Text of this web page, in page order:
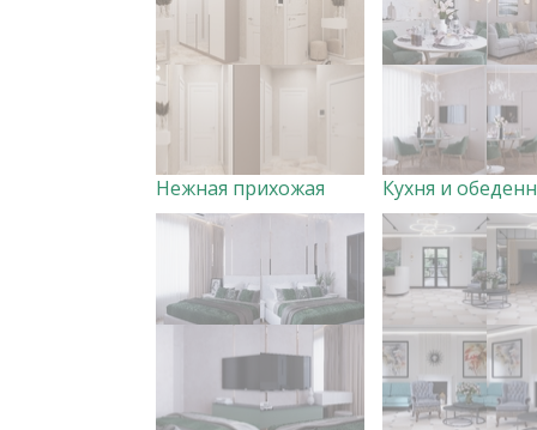
Нежная прихожая